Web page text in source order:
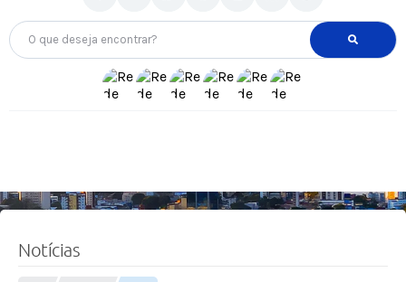
O que deseja encontrar?
Notícias